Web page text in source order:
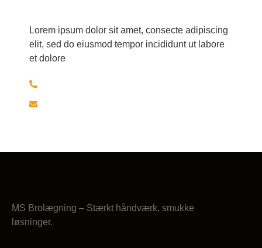
Lorem ipsum dolor sit amet, consecte adipiscing
elit, sed do eiusmod tempor incididunt ut labore
et dolore
MS Brolægning – Stærkt håndværk, smukke
løsninger.